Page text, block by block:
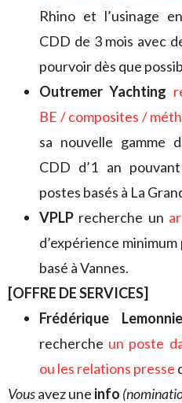
Rhino et l’usinage
CDD de 3 mois avec
pourvoir dès que
Outremer Yachting
BE / composites /
sa nouvelle gamme
CDD d’1 an
postes basés à La
VPLP recherche un
d’expérience
basé à Vannes.
[OFFRE DE SERVICES]
Frédérique
recherche un poste
ou les relations presse
Vousavez une info